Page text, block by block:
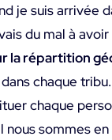
je suis arrivée
du mal à avoir
la répartition
chaque tribu.
chaque
nous sommes